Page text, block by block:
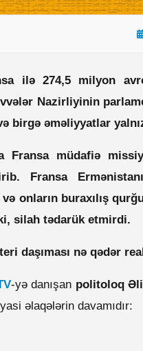
ilə 274,5 milyon
Nazirliyinin
əməliyyatlar
müdafiə
Fransa
onların buraxılış
silah tədarük etmirdi.
daşıması nə qədər
-yə danışan politoloq
əlaqələrin davamıdır: